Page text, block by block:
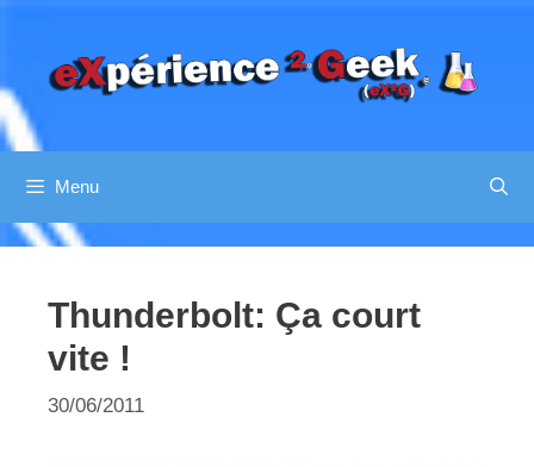
contenu
Menu
Thunderbolt: Ça court
vite !
30/06/2011